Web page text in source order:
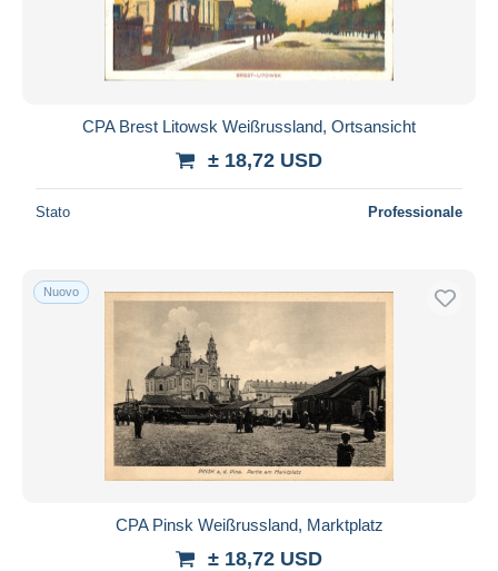
CPA Brest Litowsk Weißrussland, Ortsansicht
± 18,72 USD
Stato Professionale
Nuovo
CPA Pinsk Weißrussland, Marktplatz
± 18,72 USD